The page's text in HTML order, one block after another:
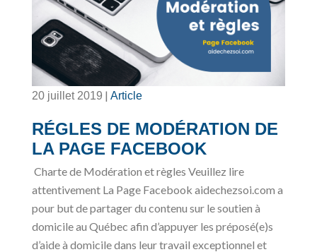
20 juillet 2019 | Article
RÉGLES DE MODÉRATION DE
LA PAGE FACEBOOK
Charte de Modération et règles Veuillez lire
attentivement La Page Facebook aidechezsoi.com a
pour but de partager du contenu sur le soutien à
domicile au Québec afin d’appuyer les préposé(e)s
d’aide à domicile dans leur travail exceptionnel et